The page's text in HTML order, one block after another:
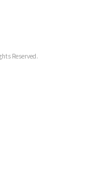
Reserved.